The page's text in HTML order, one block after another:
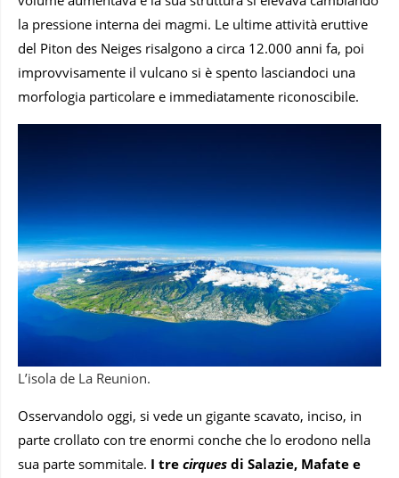
la pressione interna dei magmi. Le ultime attività eruttive
del Piton des Neiges risalgono a circa 12.000 anni fa, poi
improvvisamente il vulcano si è spento lasciandoci una
morfologia particolare e immediatamente riconoscibile.
L’isola de La Reunion.
Osservandolo oggi, si vede un gigante scavato, inciso, in
parte crollato con tre enormi conche che lo erodono nella
sua parte sommitale. I tre cirques di Salazie, Mafate e